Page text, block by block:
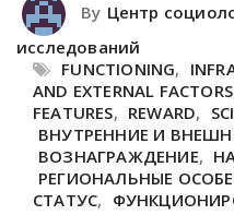
By Центр
исследований
FUNCTIONING,
AND EXTERNAL FACTORS
FEATURES, REWARD,
ВНУТРЕННИЕ И
ВОЗНАГРАЖДЕНИЕ,
РЕГИОНАЛЬНЫЕ
СТАТУС,